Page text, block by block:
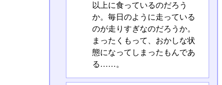
以上に食っているのだろう
か。毎日のように走っている
のが走りすぎなのだろうか。
まったくもって、おかしな状
態になってしまったもんであ
る……。